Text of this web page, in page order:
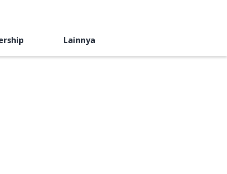
Lainnya